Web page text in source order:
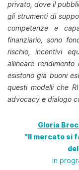
privato, dove il
gli strumenti di
competenze e
finanziario, sono
rischio, incentivi
allineare
esistono già buoni
questi modelli che
advocacy e dialogo
Gloria
"Il mercato si
in